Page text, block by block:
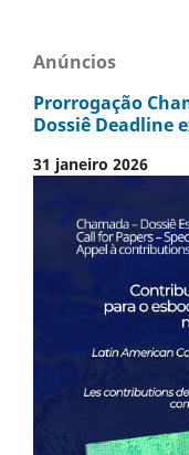
Anúncios
Prorrogação
Dossiê Deadline
31 janeiro 2026